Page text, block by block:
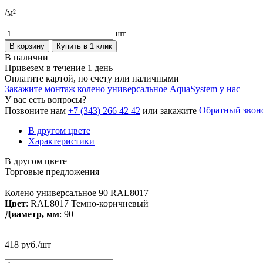
/м²
шт
В корзину
Купить в 1 клик
В наличии
Привезем в течение 1 день
Оплатите картой, по счету или наличными
Закажите монтаж колено универсальное AquaSystem у нас
У вас есть вопросы?
Позвоните нам +7 (343) 266 42 42 или закажите Обратный
В другом цвете
Характеристики
В другом цвете
Торговые предложения
Колено универсальное 90 RAL8017
Цвет: RAL8017 Темно-коричневый
Диаметр, мм: 90
418 руб./шт